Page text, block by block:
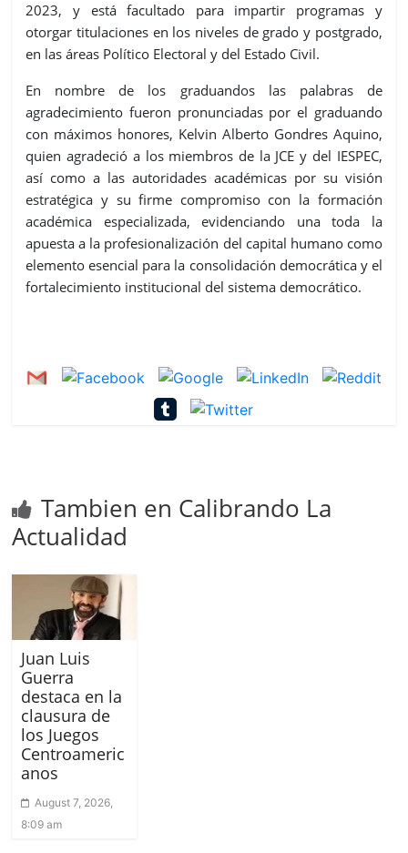
2023, y está facultado para impartir programas y
otorgar titulaciones en los niveles de grado y postgrado,
en las áreas Político Electoral y del Estado Civil.
En nombre de los graduandos las palabras de
agradecimiento fueron pronunciadas por el graduando
con máximos honores, Kelvin Alberto Gondres Aquino,
quien agradeció a los miembros de la JCE y del IESPEC,
así como a las autoridades académicas por su visión
estratégica y su firme compromiso con la formación
académica especializada, evidenciando una toda la
apuesta a la profesionalización del capital humano como
elemento esencial para la consolidación democrática y el
fortalecimiento institucional del sistema democrático.
Tambien en Calibrando La
Actualidad
Juan Luis
Guerra
destaca en la
clausura de
los Juegos
Centroameric
anos
August 7, 2026,
8:09 am